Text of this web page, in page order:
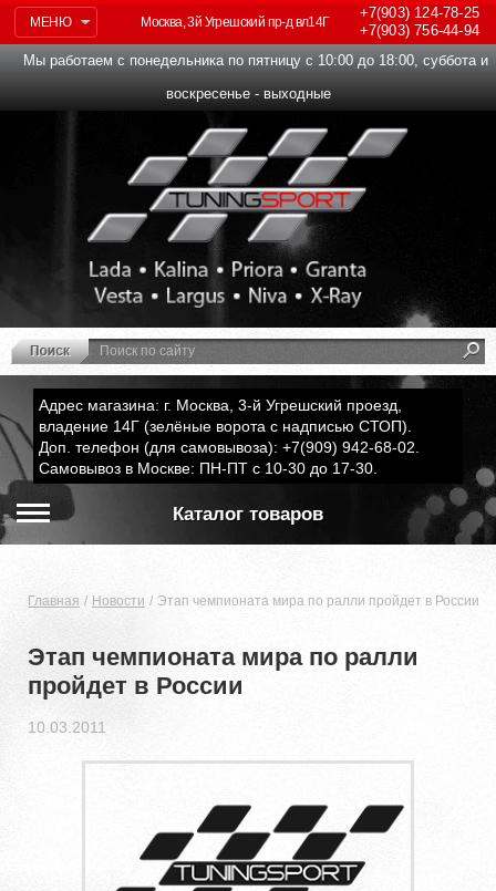
МЕНЮ
+7(903)124-78-25
+7(903)756-44-94
Москва, 3й Угрешский пр-д вл14Г
Мы работаем с понедельника по пятницу с 10:00 до 18:00, суббота и
воскресенье - выходные
Адрес магазина: г. Москва, 3-й Угрешский проезд,
владение 14Г (зелёные ворота с надписью СТОП).
Доп. телефон (для самовывоза): +7(909) 942-68-02.
Самовывоз в Москве: ПН-ПТ с 10-30 до 17-30.
Каталог товаров
Главная Новости Этап чемпионата мира по ралли пройдет в России
Этап чемпионата мира по ралли
пройдет в России
10.03.2011